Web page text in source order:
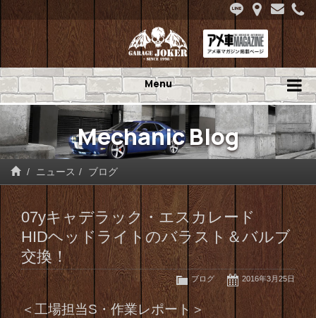
Menu
Mechanic Blog
ニュース ブログ
07yキャデラック・エスカレード
HIDヘッドライトのバラスト＆バルブ
交換！
2016年3月25日
ブログ
＜工場担当S・作業レポート＞